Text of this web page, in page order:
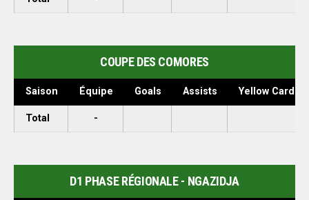
COUPE DES COMORES
Saison Équipe Goals Assists Yellow Cards
Total -
D1 PHASE RÉGIONALE - NGAZIDJA